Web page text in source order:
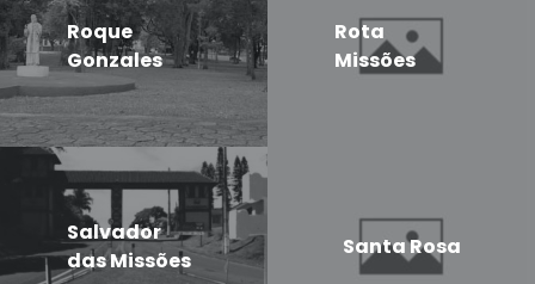
Roque
Gonzales
Rota
Missões
Salvador
das Missões
Santa Rosa